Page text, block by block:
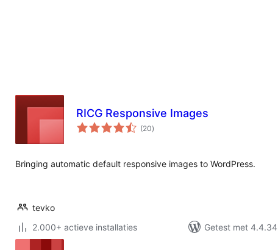
RICG Responsive Images
(20totaal
waarderingen
)
Bringing automatic default responsive images to WordPress.
tevko
2.000+ actieve installaties
Getest met 4.4.34